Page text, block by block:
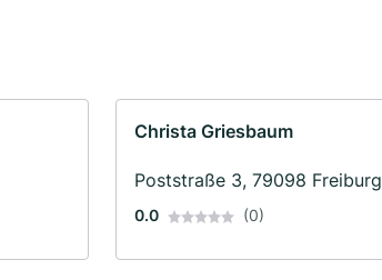
Christa Griesbaum
Poststraße 3, 79098 Freiburg
0.0 (0)